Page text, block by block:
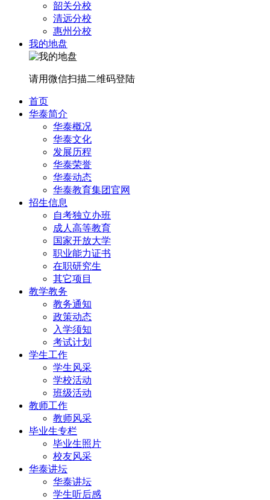
韶关分校
清远分校
惠州分校
我的地盘
请用微信扫描二维码登陆
首页
华泰简介
华泰概况
华泰文化
发展历程
华泰荣誉
华泰动态
华泰教育集团官网
招生信息
自考独立办班
成人高等教育
国家开放大学
职业能力证书
在职研究生
其它项目
教学教务
教务通知
政策动态
入学须知
考试计划
学生工作
学生风采
学校活动
班级活动
教师工作
教师风采
毕业生专栏
毕业生照片
校友风采
华泰讲坛
华泰讲坛
学生听后感